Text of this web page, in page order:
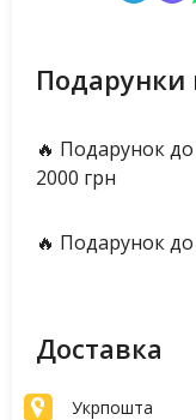
Подарунки
🔥 Подарунок
2000 грн
🔥 Подарунок
Доставка
Укрпошта